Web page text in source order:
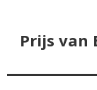
Prijs van